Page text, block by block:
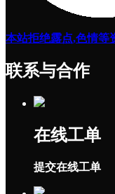
本站拒绝露点,色情等
联系与合作
在线工单
提交在线工单